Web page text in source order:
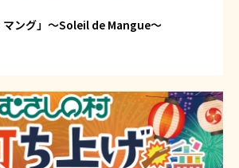
マング」～Soleil de Mangue～